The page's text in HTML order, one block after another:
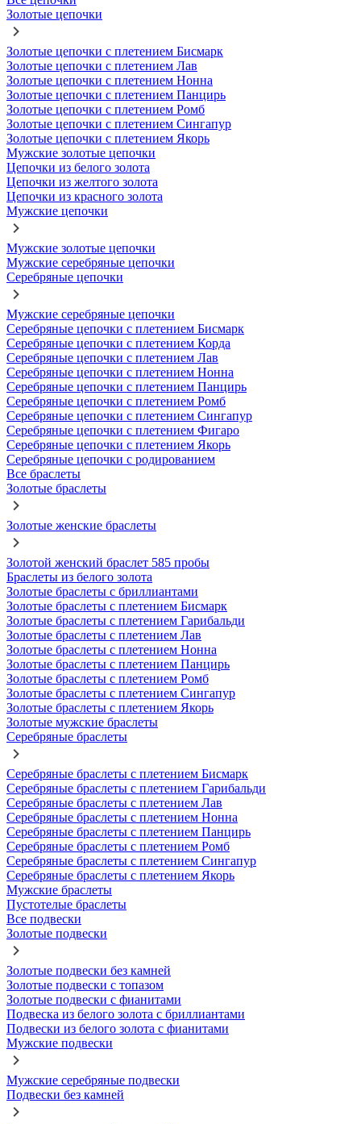
Золотые цепочки
Золотые цепочки с плетением Бисмарк
Золотые цепочки с плетением Лав
Золотые цепочки с плетением Нонна
Золотые цепочки с плетением Панцирь
Золотые цепочки с плетением Ромб
Золотые цепочки с плетением Сингапур
Золотые цепочки с плетением Якорь
Мужские золотые цепочки
Цепочки из белого золота
Цепочки из желтого золота
Цепочки из красного золота
Мужские цепочки
Мужские золотые цепочки
Мужские серебряные цепочки
Серебряные цепочки
Мужские серебряные цепочки
Серебряные цепочки с плетением Бисмарк
Серебряные цепочки с плетением Корда
Серебряные цепочки с плетением Лав
Серебряные цепочки с плетением Нонна
Серебряные цепочки с плетением Панцирь
Серебряные цепочки с плетением Ромб
Серебряные цепочки с плетением Сингапур
Серебряные цепочки с плетением Фигаро
Серебряные цепочки с плетением Якорь
Серебряные цепочки с родированием
Все браслеты
Золотые браслеты
Золотые женские браслеты
Золотой женский браслет 585 пробы
Браслеты из белого золота
Золотые браслеты с бриллиантами
Золотые браслеты с плетением Бисмарк
Золотые браслеты с плетением Гарибальди
Золотые браслеты с плетением Лав
Золотые браслеты с плетением Нонна
Золотые браслеты с плетением Панцирь
Золотые браслеты с плетением Ромб
Золотые браслеты с плетением Сингапур
Золотые браслеты с плетением Якорь
Золотые мужские браслеты
Серебряные браслеты
Серебряные браслеты с плетением Бисмарк
Серебряные браслеты с плетением Гарибальди
Серебряные браслеты с плетением Лав
Серебряные браслеты с плетением Нонна
Серебряные браслеты с плетением Панцирь
Серебряные браслеты с плетением Ромб
Серебряные браслеты с плетением Сингапур
Серебряные браслеты с плетением Якорь
Мужские браслеты
Пустотелые браслеты
Все подвески
Золотые подвески
Золотые подвески без камней
Золотые подвески с топазом
Золотые подвески с фианитами
Подвеска из белого золота с бриллиантами
Подвески из белого золота с фианитами
Мужские подвески
Мужские серебряные подвески
Подвески без камней